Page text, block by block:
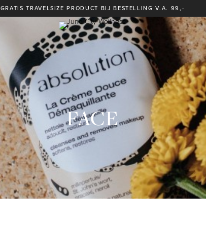
GRATIS TRAVELSIZE PRODUCT BIJ BESTELLING V.A. 99,-
FACE